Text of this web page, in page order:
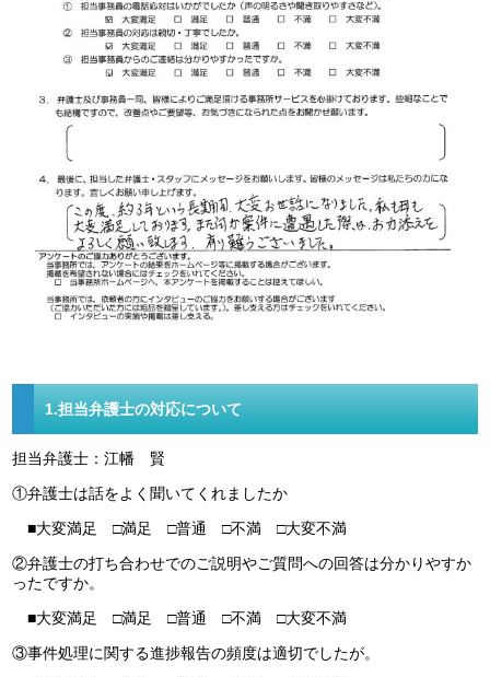
1.担当弁護士の対応について
担当弁護士：江幡 賢
①弁護士は話をよく聞いてくれましたか
■大変満足 □満足 □普通 □不満 □大変不満
②弁護士の打ち合わせでのご説明やご質問への回答は分かりやすか
ったですか。
■大変満足 □満足 □普通 □不満 □大変不満
③事件処理に関する進捗報告の頻度は適切でしたが。